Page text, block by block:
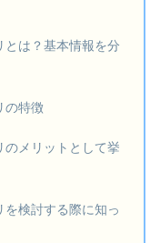
とは？基本情報を分
の特徴
のメリットとして挙
を検討する際に知っ